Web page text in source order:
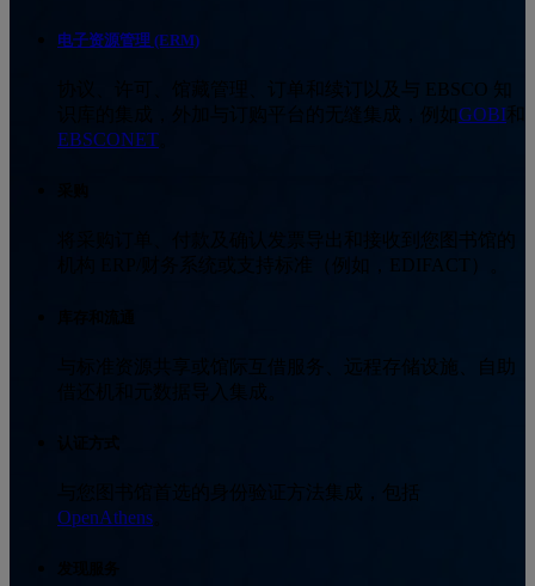
电子资源管理 (ERM)
协议、许可、馆藏管理、订单和续订以及与 EBSCO 知
识库的集成，外加与订购平台的无缝集成，例如GOBI和
EBSCONET
将采购订单、付款及确认发票导出和接收到您图书馆的
机构 ERP/财务系统或支持标准（例如，EDIFACT）。
与标准资源共享或馆际互借服务、远程存储设施、自助
借还机和元数据导入集成。
与您图书馆首选的身份验证方法集成，包括
OpenAthens